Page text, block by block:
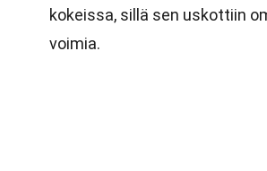
kokeissa, sillä sen uskottiin
voimia.